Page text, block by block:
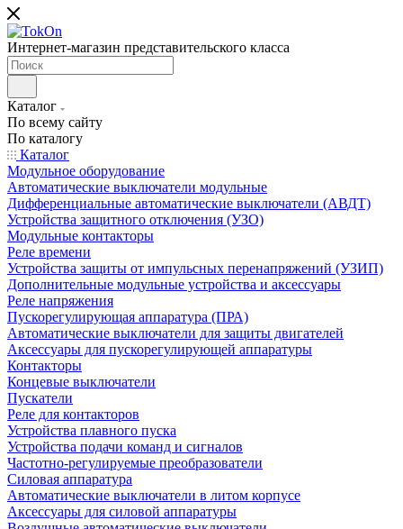
Интернет-магазин представительского класса
Каталог
По всему сайту
По каталогу
Каталог
Модульное оборудование
Автоматические выключатели модульные
Дифференциальные автоматические выключатели (АВДТ)
Устройства защитного отключения (УЗО)
Модульные контакторы
Реле времени
Устройства защиты от импульсных перенапряжений (УЗИП)
Дополнительные модульные устройства и аксессуары
Реле напряжения
Пускорегулирующая аппаратура (ПРА)
Автоматические выключатели для защиты двигателей
Аксессуары для пускорегулирующей аппаратуры
Контакторы
Концевые выключатели
Пускатели
Реле для контакторов
Устройства плавного пуска
Устройства подачи команд и сигналов
Частотно-регулируемые преобразователи
Силовая аппаратура
Автоматические выключатели в литом корпусе
Аксессуары для силовой аппаратуры